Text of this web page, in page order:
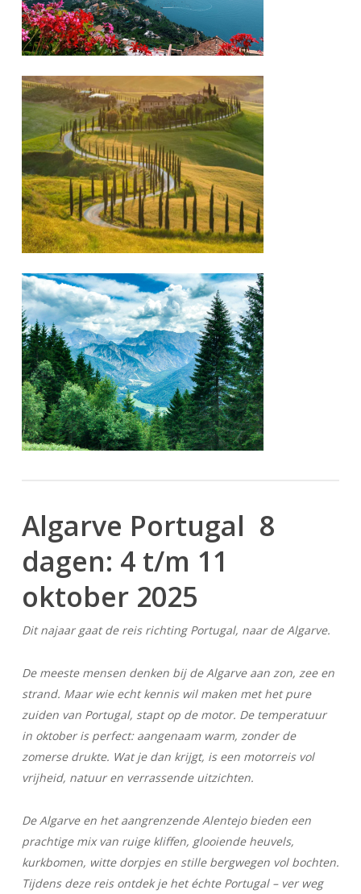
Algarve Portugal 8
dagen: 4 t/m 11
oktober 2025
Dit najaar gaat de reis richting Portugal, naar de Algarve.
De meeste mensen denken bij de Algarve aan zon, zee en
strand. Maar wie echt kennis wil maken met het pure
zuiden van Portugal, stapt op de motor. De temperatuur
in oktober is perfect: aangenaam warm, zonder de
zomerse drukte. Wat je dan krijgt, is een motorreis vol
vrijheid, natuur en verrassende uitzichten.
De Algarve en het aangrenzende Alentejo bieden een
prachtige mix van ruige kliffen, glooiende heuvels,
kurkbomen, witte dorpjes en stille bergwegen vol bochten.
Tijdens deze reis ontdek je het échte Portugal – ver weg